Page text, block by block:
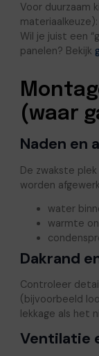
Voor duurzaam
materiaalkeuze):
Wil je juist een
panelen? Bekijk
(waar
Naden en
De zwakste
worden
water
warmte
Dakrand
Controleer
(bijvoorbeeld
lekkage als het
Ventilatie